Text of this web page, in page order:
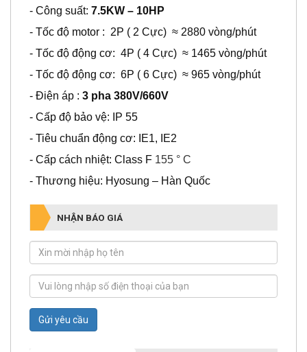
- Tốc độ motor : 2P ( 2 Cực) ≈ 2880 vòng/phút
- Tốc độ động cơ: 4P ( 4 Cực) ≈ 1465 vòng/phút
- Tốc độ động cơ: 6P ( 6 Cực) ≈ 965 vòng/phút
- Điện áp :3 pha 380V/660V
- Cấp độ bảo vệ: IP 55
- Tiêu chuẩn động cơ: IE1, IE2
- Cấp cách nhiệt: Class F155 ° C
- Thương hiệu: Hyosung – Hàn Quốc